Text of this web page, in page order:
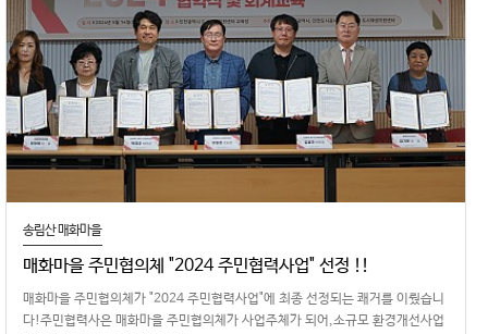
송림산 매화마을
매화마을 주민협의체 "2024 주민협력사업" 선정 !!
매화마을 주민협의체가 "2024 주민협력사업"에 최종 선정되는 쾌거를 이뤘습니
다!주민협력사은 매화마을 주민협의체가 사업주체가 되어,소규모 환경개선사업